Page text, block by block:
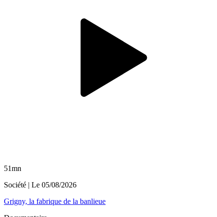
51mn
Société | Le 05/08/2026
Grigny, la fabrique de la banlieue